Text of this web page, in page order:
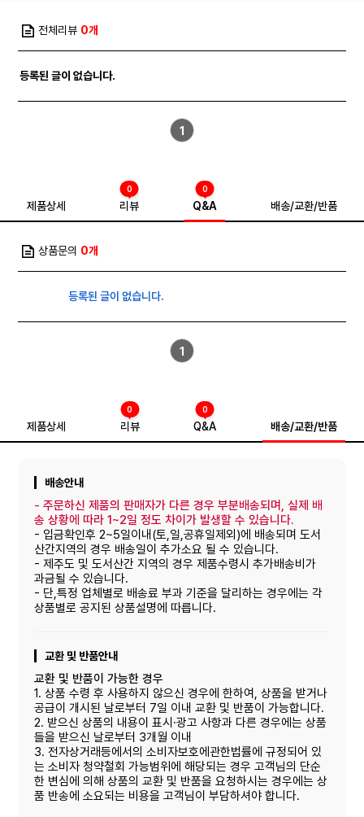
전체리뷰 0개
등록된 글이 없습니다.
1
제품상세 리뷰
0
Q&A
0
배송/교환/반품
상품문의 0개
등록된 글이 없습니다.
1
제품상세 리뷰
0
Q&A
0
배송/교환/반품
배송안내
-주문하신 제품의 판매자가 다른 경우 부분배송되며, 실제 배
송 상황에 따라 1~2일 정도 차이가 발생할 수 있습니다.
- 입금확인후 2~5일이내(토,일,공휴일제외)에 배송되며 도서
산간지역의 경우 배송일이 추가소요 될 수 있습니다.
- 제주도 및 도서산간 지역의 경우 제품수령시 추가배송비가
과금될 수 있습니다.
- 단,특정 업체별로 배송료 부과 기준을 달리하는 경우에는 각
상품별로 공지된 상품설명에 따릅니다.
교환 및 반품안내
교환 및 반품이 가능한 경우
1. 상품 수령 후 사용하지 않으신 경우에 한하여, 상품을 받거나
공급이 개시된 날로부터 7일 이내 교환 및 반품이 가능합니다.
2. 받으신 상품의 내용이 표시·광고 사항과 다른 경우에는 상품
들을 받으신 날로부터 3개월 이내
3. 전자상거래등에서의 소비자보호에관한법률에 규정되어 있
는 소비자 청약철회 가능범위에 해당되는 경우 고객님의 단순
한 변심에 의해 상품의 교환 및 반품을 요청하시는 경우에는 상
품 반송에 소요되는 비용을 고객님이 부담하셔야 합니다.